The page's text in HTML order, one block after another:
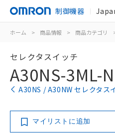
制御機器
ホーム > 商品情報 > 商品カテゴリ
セレクタスイッチ
A30NS-3ML-
A30NS / A30NW セレクタス
マイリストに追加